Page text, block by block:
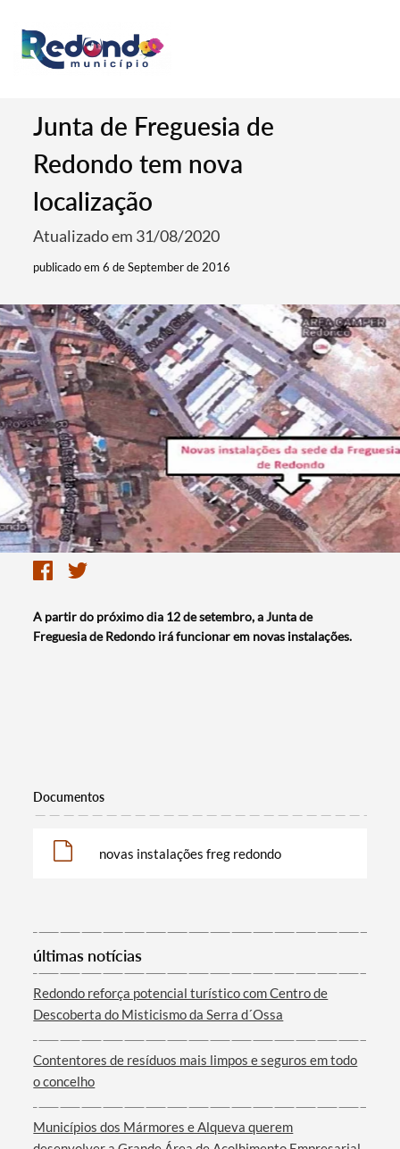
Categorias gerais
Junta de Freguesia de
Redondo tem nova
localização
Atualizado em 31/08/2020
publicado em 6 de September de 2016
A partir do próximo dia 12 de setembro, a Junta de
Freguesia de Redondo irá funcionar em novas instalações.
Documentos
novas instalações freg redondo
últimas notícias
Redondo reforça potencial turístico com Centro de
Descoberta do Misticismo da Serra d´Ossa
Contentores de resíduos mais limpos e seguros em todo
o concelho
Municípios dos Mármores e Alqueva querem